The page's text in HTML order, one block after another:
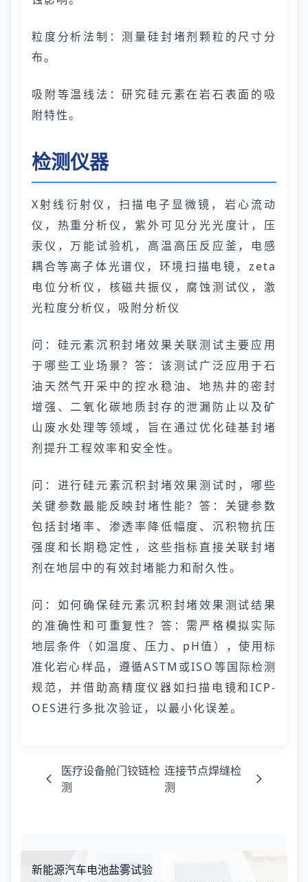
粒度分析法制：测量硅封堵剂颗粒的尺寸分
布。
吸附等温线法：研究硅元素在岩石表面的吸
附特性。
检测仪器
X射线衍射仪，扫描电子显微镜，岩心流动
仪，热重分析仪，紫外可见分光光度计，压
汞仪，万能试验机，高温高压反应釜，电感
耦合等离子体光谱仪，环境扫描电镜，zeta
电位分析仪，核磁共振仪，腐蚀测试仪，激
光粒度分析仪，吸附分析仪
问：硅元素沉积封堵效果关联测试主要应用
于哪些工业场景？答：该测试广泛应用于石
油天然气开采中的控水稳油、地热井的密封
增强、二氧化碳地质封存的泄漏防止以及矿
山废水处理等领域，旨在通过优化硅基封堵
剂提升工程效率和安全性。
问：进行硅元素沉积封堵效果测试时，哪些
关键参数最能反映封堵性能？答：关键参数
包括封堵率、渗透率降低幅度、沉积物抗压
强度和长期稳定性，这些指标直接关联封堵
剂在地层中的有效封堵能力和耐久性。
问：如何确保硅元素沉积封堵效果测试结果
的准确性和可重复性？答：需严格模拟实际
地层条件（如温度、压力、pH值），使用标
准化岩心样品，遵循ASTM或ISO等国际检测
规范，并借助高精度仪器如扫描电镜和ICP-
OES进行多批次验证，以最小化误差。
医疗设备舱门铰链检
测
连接节点焊缝检
测
新能源汽车电池盐雾试验